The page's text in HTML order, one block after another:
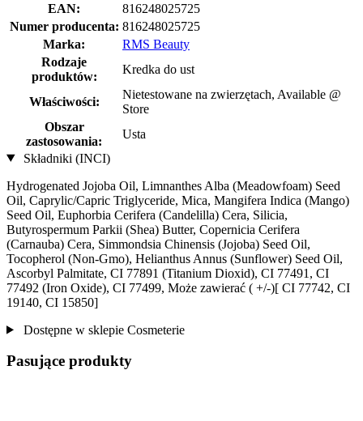
EAN:
816248025725
Numer producenta: 816248025725
Marka:
RMS Beauty
Rodzaje
produktów:
Kredka do ust
Właściwości:
Nietestowane na zwierzętach, Available @
Store
Obszar
zastosowania:
Usta
Składniki (INCI)
Hydrogenated Jojoba Oil, Limnanthes Alba (Meadowfoam) Seed
Oil, Caprylic/Capric Triglyceride, Mica, Mangifera Indica (Mango)
Seed Oil, Euphorbia Cerifera (Candelilla) Cera, Silicia,
Butyrospermum Parkii (Shea) Butter, Copernicia Cerifera
(Carnauba) Cera, Simmondsia Chinensis (Jojoba) Seed Oil,
Tocopherol (Non-Gmo), Helianthus Annus (Sunflower) Seed Oil,
Ascorbyl Palmitate, CI 77891 (Titanium Dioxid), CI 77491, CI
77492 (Iron Oxide), CI 77499, Może zawierać ( +/-)[ CI 77742, CI
19140, CI 15850]
Dostępne w sklepie Cosmeterie
Pasujące produkty